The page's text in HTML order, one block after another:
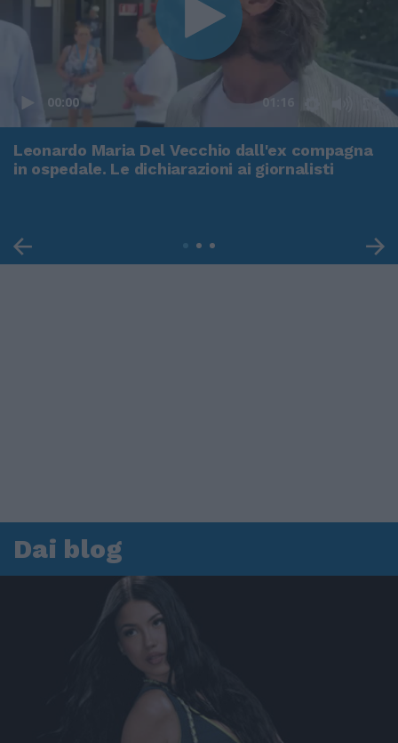
00:00
Leonardo Maria Del Vecchio dall'ex compagna
in ospedale. Le dichiarazioni ai giornalisti
Dai blog